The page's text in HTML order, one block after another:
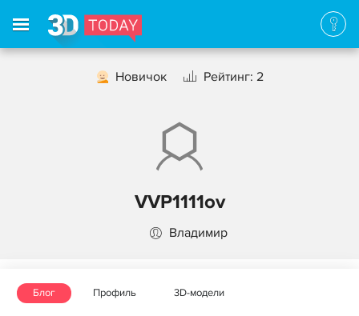
Новичок Рейтинг: 2
VVP1111ov
Владимир
Блог Профиль 3D-модели